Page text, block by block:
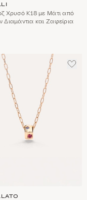
Χρυσό Κ18 με Μάτι από
Διαμάντια και Ζαφείρια